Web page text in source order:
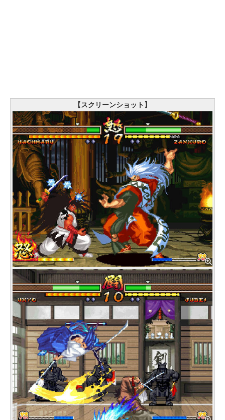
【スクリーンショット】